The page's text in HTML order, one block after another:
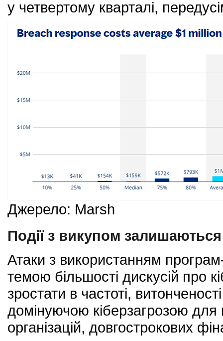
у четвертому кварталі,
Джерело: Marsh
Події з викупом залишаються
Атаки з використанням
темою більшості дискусій про
зростати в частоті,
домінуючою кіберзагрозою для
організацій, довгострокових